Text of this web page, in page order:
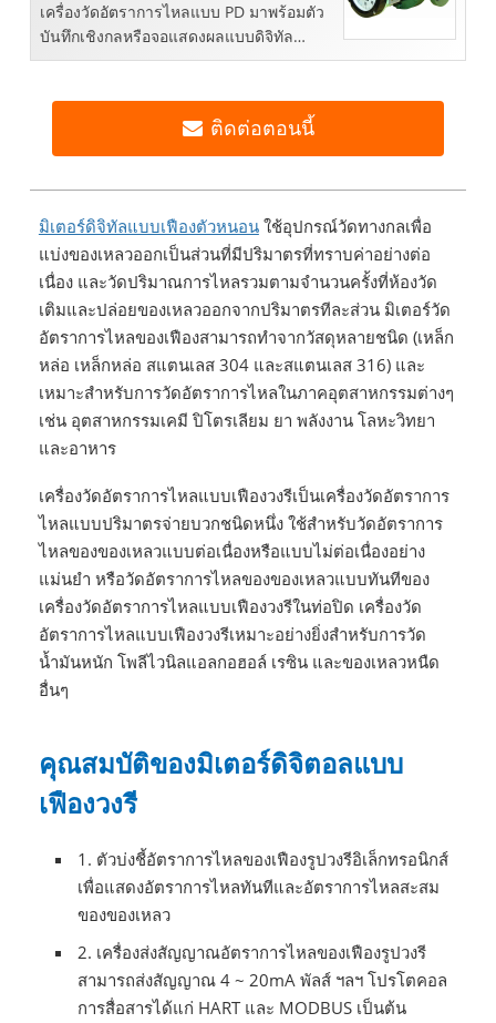
เครื่องวัดอัตราการไหลแบบ PD มาพร้อมตัว
บันทึกเชิงกลหรือจอแสดงผลแบบดิจิทัล
สอบถามราคาตอนนี้
ติดต่อตอนนี้
มิเตอร์ดิจิทัลแบบเฟืองตัวหนอนใช้อุปกรณ์วัดทางกลเพื่อ
แบ่งของเหลวออกเป็นส่วนที่มีปริมาตรที่ทราบค่าอย่างต่อ
เนื่อง และวัดปริมาณการไหลรวมตามจำนวนครั้งที่ห้องวัด
เติมและปล่อยของเหลวออกจากปริมาตรทีละส่วน มิเตอร์วัด
อัตราการไหลของเฟืองสามารถทำจากวัสดุหลายชนิด (เหล็ก
หล่อ เหล็กหล่อ สแตนเลส 304 และสแตนเลส 316) และ
เหมาะสำหรับการวัดอัตราการไหลในภาคอุตสาหกรรมต่างๆ
เช่น อุตสาหกรรมเคมี ปิโตรเลียม ยา พลังงาน โลหะวิทยา
และอาหาร
เครื่องวัดอัตราการไหลแบบเฟืองวงรีเป็นเครื่องวัดอัตราการ
ไหลแบบปริมาตรจ่ายบวกชนิดหนึ่ง ใช้สำหรับวัดอัตราการ
ไหลของของเหลวแบบต่อเนื่องหรือแบบไม่ต่อเนื่องอย่าง
แม่นยำ หรือวัดอัตราการไหลของของเหลวแบบทันทีของ
เครื่องวัดอัตราการไหลแบบเฟืองวงรีในท่อปิด เครื่องวัด
อัตราการไหลแบบเฟืองวงรีเหมาะอย่างยิ่งสำหรับการวัด
น้ำมันหนัก โพลีไวนิลแอลกอฮอล์ เรซิน และของเหลวหนืด
อื่นๆ
คุณสมบัติของมิเตอร์ดิจิตอลแบบ
เฟืองวงรี
1. ตัวบ่งชี้อัตราการไหลของเฟืองรูปวงรีอิเล็กทรอนิกส์
เพื่อแสดงอัตราการไหลทันทีและอัตราการไหลสะสม
ของของเหลว
2. เครื่องส่งสัญญาณอัตราการไหลของเฟืองรูปวงรี
สามารถส่งสัญญาณ 4 ~ 20mA พัลส์ ฯลฯ โปรโตคอล
การสื่อสารได้แก่ HART และ MODBUS เป็นต้น